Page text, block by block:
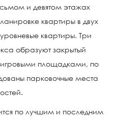
и девятом этажах
квартиры в двух
квартиры. Три
образуют закрытый
игровыми площадками, по
парковочные места
по лучшим и последним